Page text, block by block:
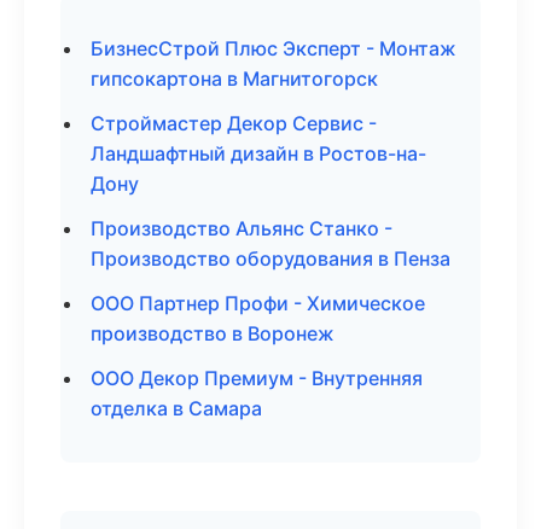
БизнесСтрой Плюс Эксперт - Монтаж
гипсокартона в Магнитогорск
Строймастер Декор Сервис -
Ландшафтный дизайн в Ростов-на-
Дону
Производство Альянс Станко -
Производство оборудования в Пенза
ООО Партнер Профи - Химическое
производство в Воронеж
ООО Декор Премиум - Внутренняя
отделка в Самара